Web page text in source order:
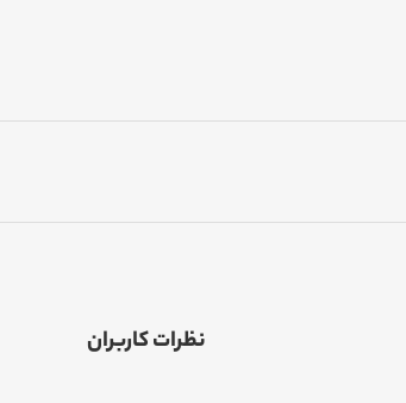
نظرات کاربران